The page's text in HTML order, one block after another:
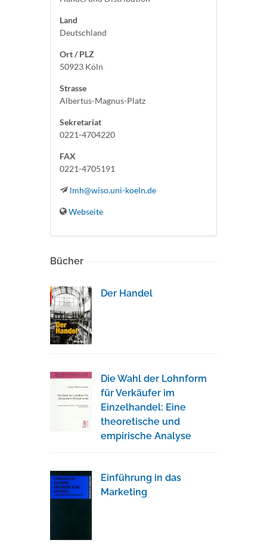
Land
Deutschland
Ort / PLZ
50923 Köln
Strasse
Albertus-Magnus-Platz
Sekretariat
0221-4704220
FAX
0221-4705191
lmh@wiso.uni-koeln.de
Webseite
Bücher
Der Handel
Die Wahl der Lohnform
für Verkäufer im
Einzelhandel: Eine
theoretische und
empirische Analyse
Einführung in das
Marketing